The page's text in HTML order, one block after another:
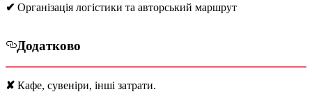
✔ Організація логістики та авторський маршрут
Додатково
✘ Кафе, сувеніри, інші затрати.